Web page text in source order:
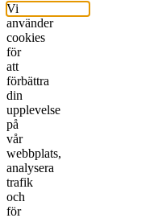
Vi
använder
cookies
för
att
förbättra
din
upplevelse
på
vår
webbplats,
analysera
trafik
och
för